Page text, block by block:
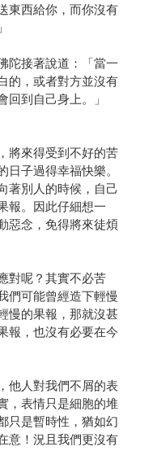
東西給你，而你沒有
陀接著說道：「當一
的，或者對方並沒有
到自己身上。」
將來得受到不好的苦
子過得幸福快樂。
著別人的時候，自己
報。因此仔細想一
惡念，免得將來徒煩
對呢？其實不必苦
們可能曾經造下輕慢
慢的果報，那就沒甚
報，也沒有必要在今
他人對我們不屑的表
，表情只是細胞的堆
只是暫時性，猶如幻
意！況且我們更沒有